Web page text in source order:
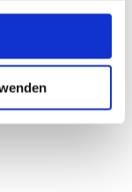
zu unseren
nutzen.